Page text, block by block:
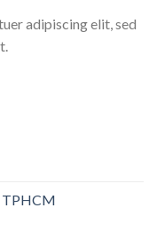
adipiscing elit, sed
TPHCM